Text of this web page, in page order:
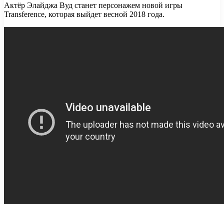
Актёр Элайджа Вуд станет персонажем новой игры
Transference, которая выйдет весной 2018 года.